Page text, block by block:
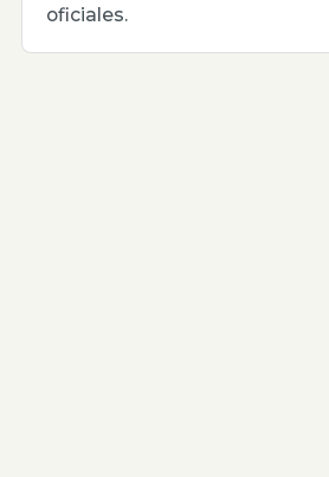
oficiales.